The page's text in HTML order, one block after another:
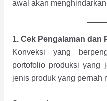
awal akan
1. Cek Pengalaman
Konveksi yang
portofolio produksi yang
jenis produk yang pernah